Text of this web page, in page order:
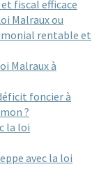
fiscal efficace
Malraux ou
rentable et
Malraux à
foncier à
?
la loi
avec la loi